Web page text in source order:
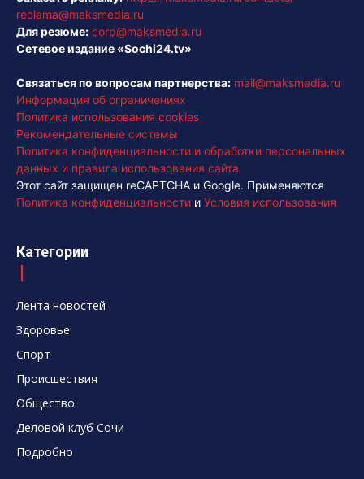
reclama@maksmedia.ru
Для резюме: corp@maksmedia.ru
Сетевое издание «Sochi24.tv»
Связаться по вопросам партнерства: mail@maksmedia.ru
Информация об ограничениях
Политика использования cookies
Рекомендательные системы
Политика конфиденциальности и обработки персональных
данных и правила использования сайта
Этот сайт защищен reCAPTCHA и Google. Применяются
Политика конфиденциальности и Условия использования
Категории
Лента новостей
Здоровье
Спорт
Происшествия
Общество
Деловой клуб Сочи
Подробно